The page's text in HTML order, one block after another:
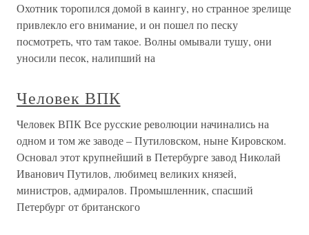
Охотник торопился домой в каингу, но странное зрелище
привлекло его внимание, и он пошел по песку
посмотреть, что там такое. Волны омывали тушу, они
уносили песок, налипший на
Человек ВПК
Человек ВПК Все русские революции начинались на
одном и том же заводе – Путиловском, ныне Кировском.
Основал этот крупнейший в Петербурге завод Николай
Иванович Путилов, любимец великих князей,
министров, адмиралов. Промышленник, спасший
Петербург от британского